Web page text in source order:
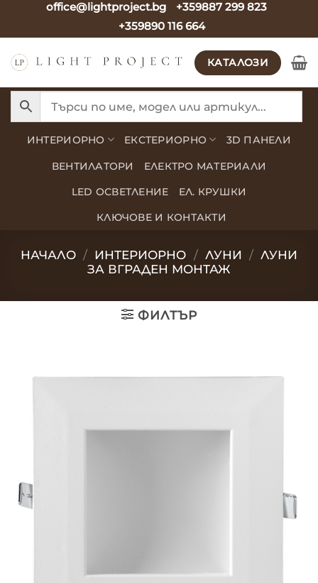
office@lightproject.bg
+359887 299 823
+359890 116 664
КАТАЛОЗИ
ИНТЕРИОРНО ЕКСТЕРИОРНО 3D ПАНЕЛИ
ВЕНТИЛАТОРИ ЕЛЕКТРО МАТЕРИАЛИ
LED ОСВЕТЛЕНИЕ ЕЛ. КРУШКИ
КЛЮЧОВЕ И КОНТАКТИ
НАЧАЛО / ИНТЕРИОРНО / ЛУНИ / ЛУНИ
ЗА ВГРАДЕН МОНТАЖ
ФИЛТЪР